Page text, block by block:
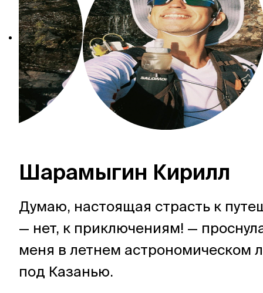
Шарамыгин Кирилл
Думаю, настоящая страсть к
— нет, к приключениям! —
меня в летнем астрономическом
под Казанью.